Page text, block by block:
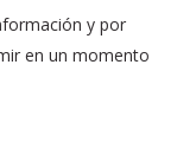
y por
en un momento